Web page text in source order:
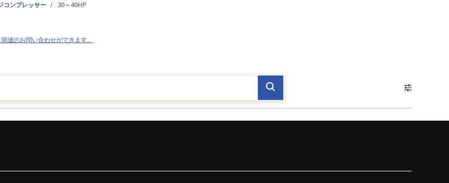
連のお問い合わせができます。
コンプレッサー 30～40HP